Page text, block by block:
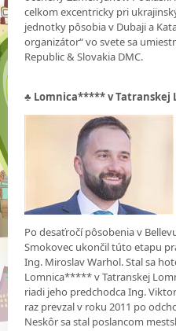
celkom excentricky pri
jednotky pôsobia v Dubaji a
organizátor“ vo svete sa
Republic & Slovakia DMC.
♣ Lomnica***** v Tatranskej
Po desaťročí pôsobenia v
Smokovec ukončil túto etapu
Ing. Miroslav Warhol. Stal sa
Lomnica***** v Tatranskej
riadi jeho predchodca Ing.
raz prevzal v roku 2011 po
Neskôr sa stal poslancom